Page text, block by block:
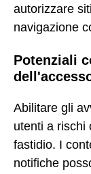
autorizzare
navigazione
Potenziali
Abilitare gli
utenti a rischi
fastidio. I
notifiche